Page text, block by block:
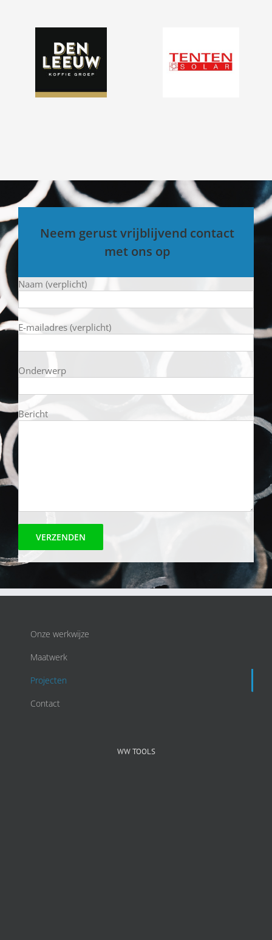
Neem gerust vrijblijvend contact
met ons op
Naam (verplicht)
E-mailadres (verplicht)
Onderwerp
Bericht
Onze werkwijze
Maatwerk
Projecten
Contact
WW TOOLS